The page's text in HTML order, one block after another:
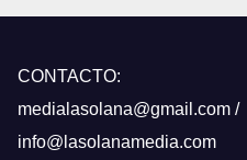
CONTACTO:
medialasolana@gmail.com /
info@lasolanamedia.com